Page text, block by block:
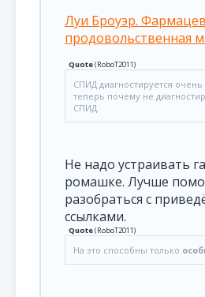
Луи Броуэр.
продовольственная
Quote(RoboT2011)
СПИД диагностируется очень
теперь почему не
СПИД.
Не надо устраивать
ромашке. Лучше
разобраться с
ссылками.
Quote(RoboT2011)
На это способны только